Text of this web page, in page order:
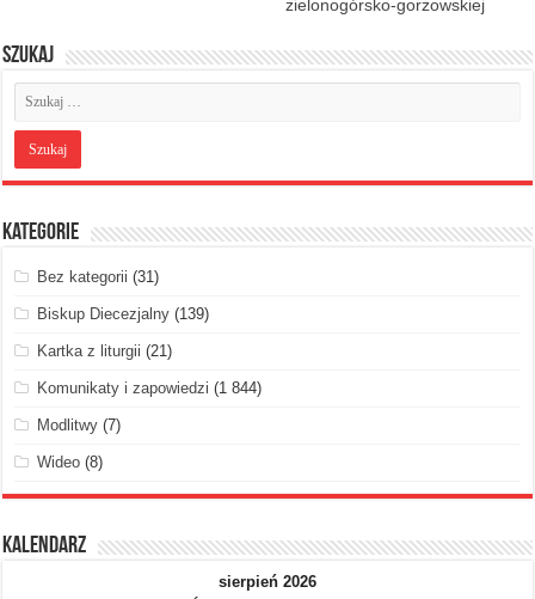
zielonogórsko-gorzowskiej
Szukaj
Kategorie
Bez kategorii (31)
Biskup Diecezjalny (139)
Kartka z liturgii (21)
Komunikaty i zapowiedzi (1 844)
Modlitwy (7)
Wideo (8)
Kalendarz
sierpień 2026